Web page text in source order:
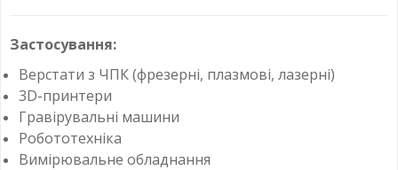
Застосування:
Верстати з ЧПК (фрезерні, плазмові, лазерні)
3D-принтери
Гравірувальні машини
Робототехніка
Вимірювальне обладнання